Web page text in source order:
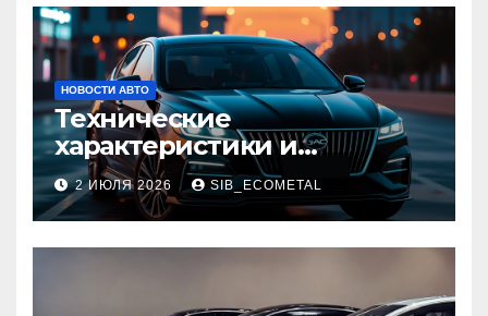
НОВОСТИ АВТО
Технические
характеристики и
доступные комплектации
GAC Empow
2 ИЮЛЯ 2026 SIB_ECOMETAL